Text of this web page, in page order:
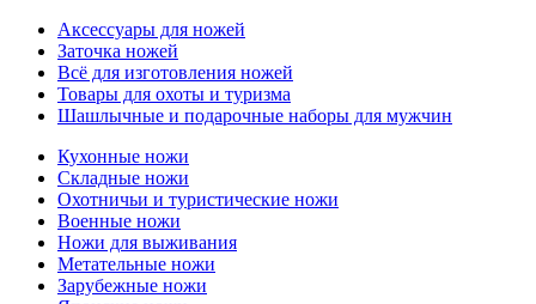
Аксессуары для ножей
Заточка ножей
Всё для изготовления ножей
Товары для охоты и туризма
Шашлычные и подарочные наборы для мужчин
Кухонные ножи
Складные ножи
Охотничьи и туристические ножи
Военные ножи
Ножи для выживания
Метательные ножи
Зарубежные ножи